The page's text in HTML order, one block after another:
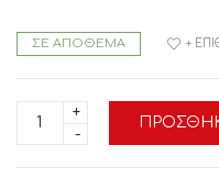
ΣΕ ΑΠΌΘΕΜΑ
kps4835
KPS/
+